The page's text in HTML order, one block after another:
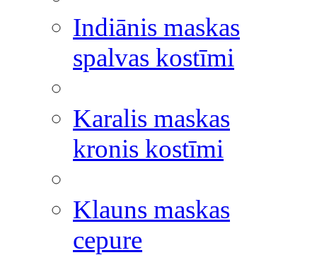
Indiānis maskas
spalvas kostīmi
Karalis maskas
kronis kostīmi
Klauns maskas
cepure